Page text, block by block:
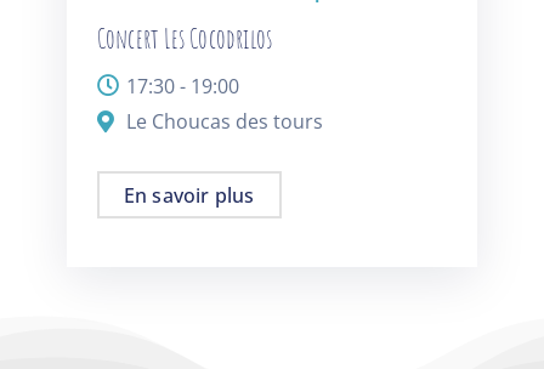
Concert Les Cocodrilos
17:30 - 19:00
Le Choucas des tours
En savoir plus